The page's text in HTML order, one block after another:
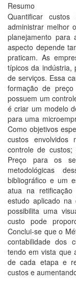
Resumo
Quantificar
administrar melhor
planejamento
aspecto depende
praticam. As
típicos da indústria,
de serviços. Essa
formação de
possuem um
é criar um modelo
para uma
Como objetivos
custos envolvidos
controle de
Preço para os
metodológicas
bibliográfico e um
atua na
estudo aplicado na
possibilita uma
custo pode
Conclui-se que o
contabilidade dos
tendo em vista que
de cada etapa e
custos e